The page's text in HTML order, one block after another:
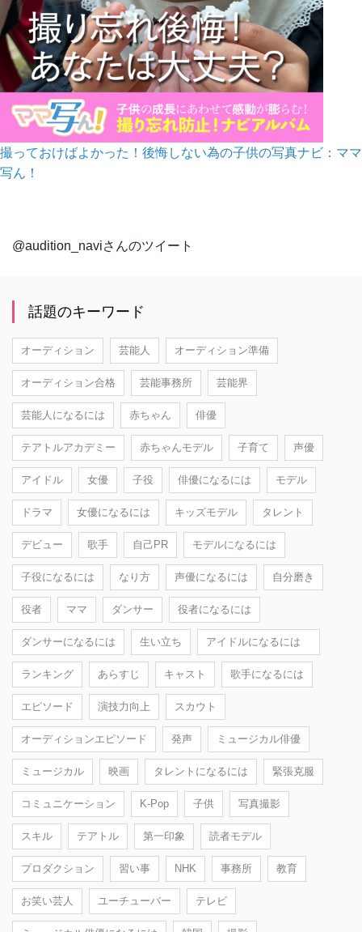
撮っておけばよかった！後悔しない為の子供の写真ナビ：ママ
写ん！
@audition_naviさんのツイート
話題のキーワード
オーディション 芸能人 オーディション準備
オーディション合格 芸能事務所 芸能界
芸能人になるには 赤ちゃん 俳優
テアトルアカデミー 赤ちゃんモデル 子育て 声優
アイドル 女優 子役 俳優になるには モデル
ドラマ 女優になるには キッズモデル タレント
デビュー 歌手 自己PR モデルになるには
子役になるには なり方 声優になるには 自分磨き
役者 ママ ダンサー 役者になるには
ダンサーになるには 生い立ち アイドルになるには
ランキング あらすじ キャスト 歌手になるには
エピソード 演技力向上 スカウト
オーディションエピソード 発声 ミュージカル俳優
ミュージカル 映画 タレントになるには 緊張克服
コミュニケーション K-Pop 子供 写真撮影
スキル テアトル 第一印象 読者モデル
プロダクション 習い事 NHK 事務所 教育
お笑い芸人 ユーチューバー テレビ